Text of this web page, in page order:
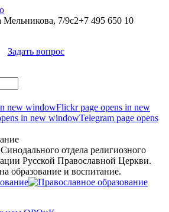
Мельникова, 7/9с2+7 495 650 10
Задать вопрос
new windowFlickr page opens in new
in new windowTelegram page opens
отдела религиозного
Русской Православной Церкви.
образование и воспитание.